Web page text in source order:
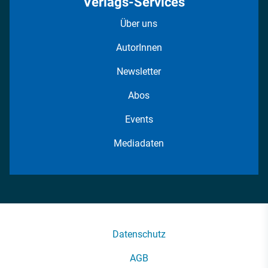
Über uns
AutorInnen
Newsletter
Abos
Events
Mediadaten
Datenschutz
AGB